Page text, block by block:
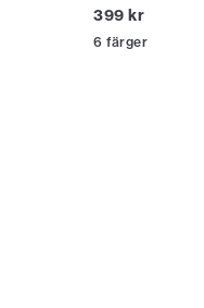
Nuvarande pris
399 kr
6 färger